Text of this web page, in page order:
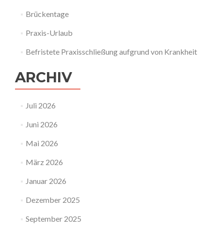
Brückentage
Praxis-Urlaub
Befristete Praxisschließung aufgrund von Krankheit
ARCHIV
Juli 2026
Juni 2026
Mai 2026
März 2026
Januar 2026
Dezember 2025
September 2025